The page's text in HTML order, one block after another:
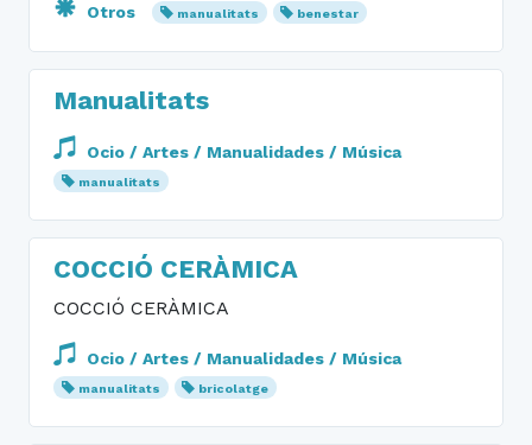
Otros manualitats benestar
Manualitats
Ocio / Artes / Manualidades / Música
manualitats
COCCIÓ CERÀMICA
COCCIÓ CERÀMICA
Ocio / Artes / Manualidades / Música
manualitats bricolatge